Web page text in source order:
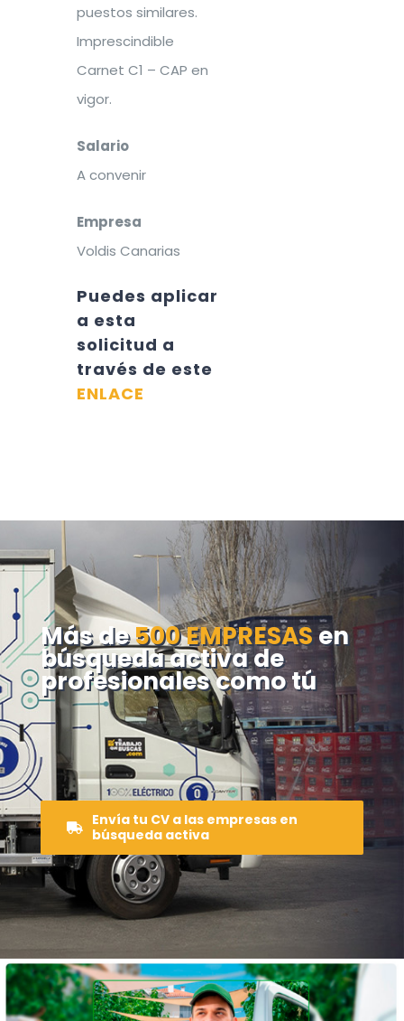
puestos similares.
Imprescindible
Carnet C1 – CAP en
vigor.
Salario
A convenir
Empresa
Voldis Canarias
Puedes aplicar
a esta
solicitud a
través de este
ENLACE
Más de500 EMPRESASen
búsqueda activa de
profesionales como tú
Envía tu CV a las empresas en
búsqueda activa